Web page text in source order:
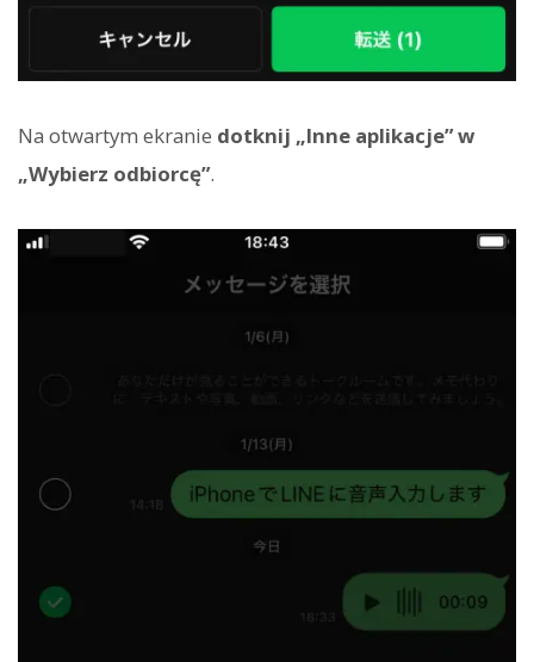
Na otwartym ekranie dotknij „Inne aplikacje” w
„Wybierz odbiorcę”.